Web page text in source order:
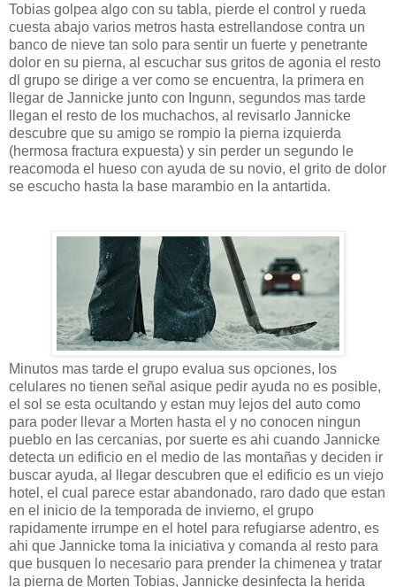
Tobias golpea algo con su tabla, pierde el control y rueda
cuesta abajo varios metros hasta estrellandose contra un
banco de nieve tan solo para sentir un fuerte y penetrante
dolor en su pierna, al escuchar sus gritos de agonia el resto
dl grupo se dirige a ver como se encuentra, la primera en
llegar de Jannicke junto con Ingunn, segundos mas tarde
llegan el resto de los muchachos, al revisarlo Jannicke
descubre que su amigo se rompio la pierna izquierda
(hermosa fractura expuesta) y sin perder un segundo le
reacomoda el hueso con ayuda de su novio, el grito de dolor
se escucho hasta la base marambio en la antartida.
Minutos mas tarde el grupo evalua sus opciones, los
celulares no tienen señal asique pedir ayuda no es posible,
el sol se esta ocultando y estan muy lejos del auto como
para poder llevar a Morten hasta el y no conocen ningun
pueblo en las cercanias, por suerte es ahi cuando Jannicke
detecta un edificio en el medio de las montañas y deciden ir
buscar ayuda, al llegar descubren que el edificio es un viejo
hotel, el cual parece estar abandonado, raro dado que estan
en el inicio de la temporada de invierno, el grupo
rapidamente irrumpe en el hotel para refugiarse adentro, es
ahi que Jannicke toma la iniciativa y comanda al resto para
que busquen lo necesario para prender la chimenea y tratar
la pierna de Morten Tobias, Jannicke desinfecta la herida